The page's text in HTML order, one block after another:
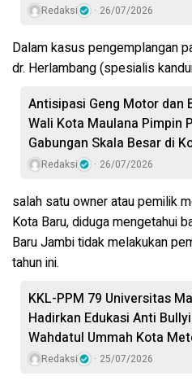
Redaksi 26/07/2026
Dalam kasus pengemplangan
dr. Herlambang (spesialis
Antisipasi Geng Motor dan
Wali Kota Maulana Pimpin
Gabungan Skala Besar di
Redaksi 26/07/2026
salah satu owner atau pemilik
Kota Baru, diduga mengetahui
Baru Jambi tidak melakukan
tahun ini.
KKL-PPM 79 Universitas
Hadirkan Edukasi Anti
Wahdatul Ummah Kota
Redaksi 25/07/2026